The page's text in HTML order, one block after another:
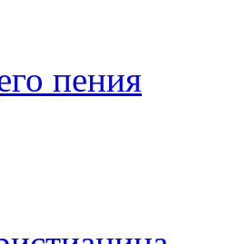
пения